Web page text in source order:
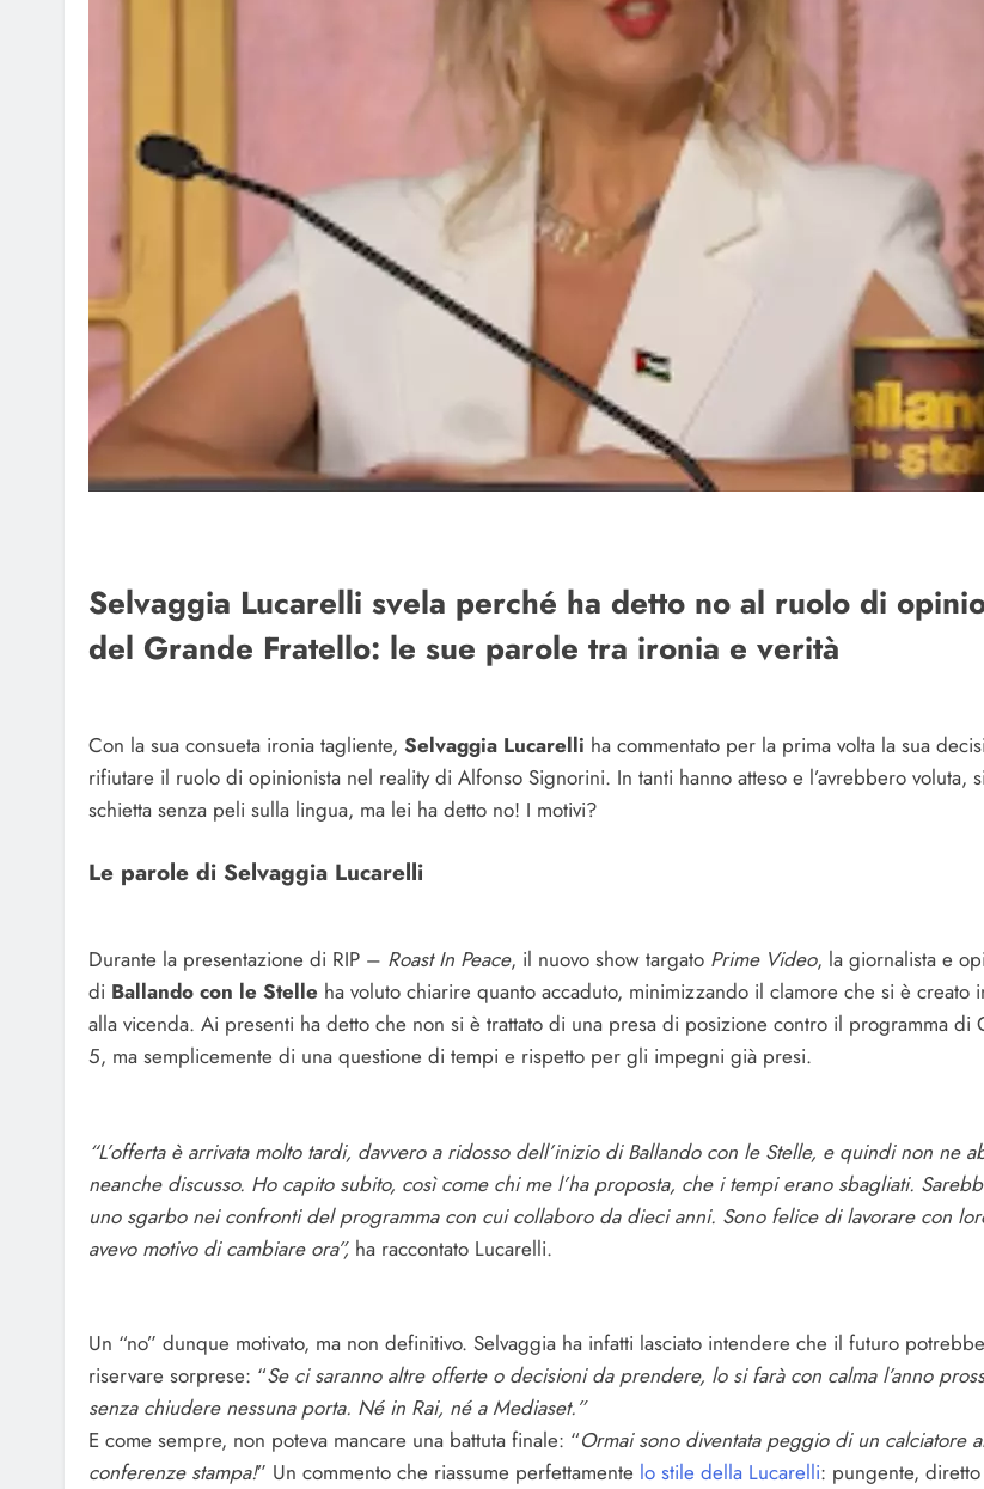
Selvaggia Lucarelli svela perché ha detto no al ruolo di
del Grande Fratello: le sue parole tra ironia e verità
Con la sua consueta ironia tagliente, Selvaggia Lucarelli ha commentato per la prima volta la sua
rifiutare il ruolo di opinionista nel reality di Alfonso Signorini. In tanti hanno atteso e l’avrebbero voluta,
schietta senza peli sulla lingua, ma lei ha detto no! I motivi?
Le parole di Selvaggia Lucarelli
Durante la presentazione di RIP – Roast In Peace, il nuovo show targato Prime Video, la giornalista e
di Ballando con le Stelle ha voluto chiarire quanto accaduto, minimizzando il clamore che si è creato
alla vicenda. Ai presenti ha detto che non si è trattato di una presa di posizione contro il programma di
5, ma semplicemente di una questione di tempi e rispetto per gli impegni già presi.
“L’offerta è arrivata molto tardi, davvero a ridosso dell’inizio di Ballando con le Stelle, e quindi non ne
neanche discusso. Ho capito subito, così come chi me l’ha proposta, che i tempi erano sbagliati.
uno sgarbo nei confronti del programma con cui collaboro da dieci anni. Sono felice di lavorare con
avevo motivo di cambiare ora”, ha raccontato Lucarelli.
Un “no” dunque motivato, ma non definitivo. Selvaggia ha infatti lasciato intendere che il futuro potrebbe
riservare sorprese: “Se ci saranno altre offerte o decisioni da prendere, lo si farà con calma l’anno
senza chiudere nessuna porta. Né in Rai, né a Mediaset.”
E come sempre, non poteva mancare una battuta finale: “Ormai sono diventata peggio di un calciatore
conferenze stampa!” Un commento che riassume perfettamente lo stile della Lucarelli: pungente,